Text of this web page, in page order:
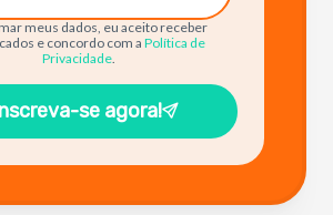
meus dados, eu aceito receber
e concordo com a Política de
Privacidade.
se agora!